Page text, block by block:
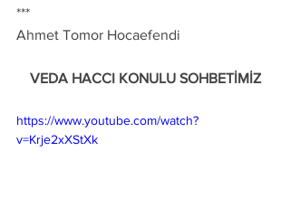
***
Ahmet Tomor Hocaefendi
VEDA HACCI KONULU SOHBETİMİZ
https://www.youtube.com/watch?
v=Krje2xXStXk